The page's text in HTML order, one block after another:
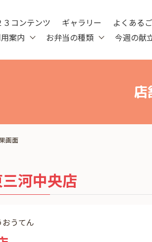
案内 お弁当の種類 今週の献
３コンテンツ ギャラリー よくある
店
画面
河中央店
うてん